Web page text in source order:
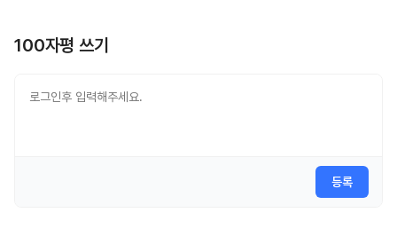
100자평 쓰기
등록